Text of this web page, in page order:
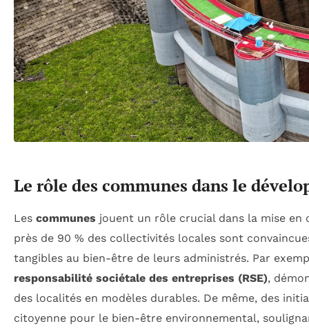
Le rôle des communes dans le
Les communes jouent un rôle crucial dans la mise
près de 90 % des collectivités locales sont
tangibles au bien-être de leurs administrés. Par
responsabilité sociétale des entreprises (RSE),
des localités en modèles durables. De même, des
citoyenne pour le bien-être environnemental,